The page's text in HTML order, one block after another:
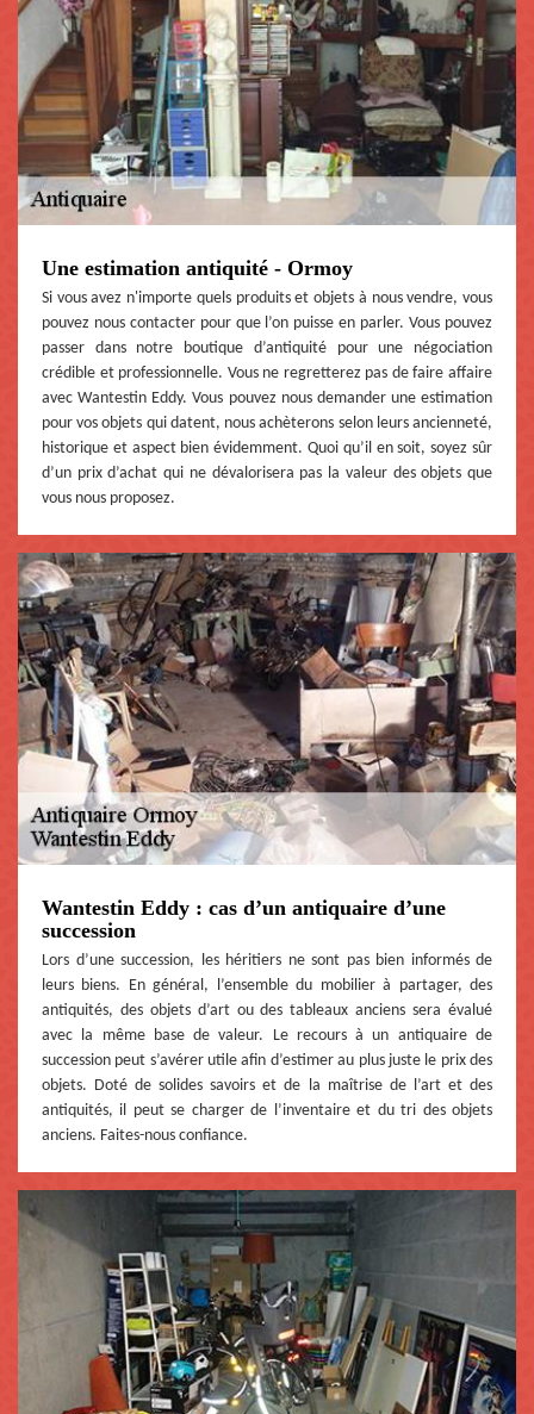
Une estimation antiquité - Ormoy
Si vous avez n'importe quels produits et objets à nous vendre, vous
pouvez nous contacter pour que l’on puisse en parler. Vous pouvez
passer dans notre boutique d’antiquité pour une négociation
crédible et professionnelle. Vous ne regretterez pas de faire affaire
avec Wantestin Eddy. Vous pouvez nous demander une estimation
pour vos objets qui datent, nous achèterons selon leurs ancienneté,
historique et aspect bien évidemment. Quoi qu’il en soit, soyez sûr
d’un prix d’achat qui ne dévalorisera pas la valeur des objets que
vous nous proposez.
Wantestin Eddy : cas d’un antiquaire d’une
succession
Lors d’une succession, les héritiers ne sont pas bien informés de
leurs biens. En général, l’ensemble du mobilier à partager, des
antiquités, des objets d’art ou des tableaux anciens sera évalué
avec la même base de valeur. Le recours à un antiquaire de
succession peut s’avérer utile afin d’estimer au plus juste le prix des
objets. Doté de solides savoirs et de la maîtrise de l’art et des
antiquités, il peut se charger de l’inventaire et du tri des objets
anciens. Faites-nous confiance.